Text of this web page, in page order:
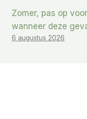
Zomer, pas op
wanneer deze
6 augustus 2026